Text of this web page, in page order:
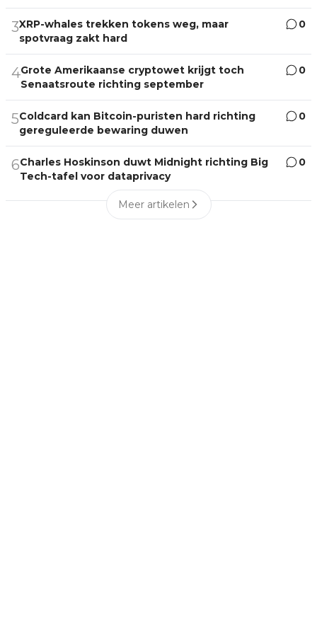
3XRP-whales trekken tokens weg, maar
spotvraag zakt hard
0
4Grote Amerikaanse cryptowet krijgt toch
Senaatsroute richting september
0
5Coldcard kan Bitcoin-puristen hard richting
gereguleerde bewaring duwen
0
6Charles Hoskinson duwt Midnight richting Big
Tech-tafel voor dataprivacy
0
Meer artikelen